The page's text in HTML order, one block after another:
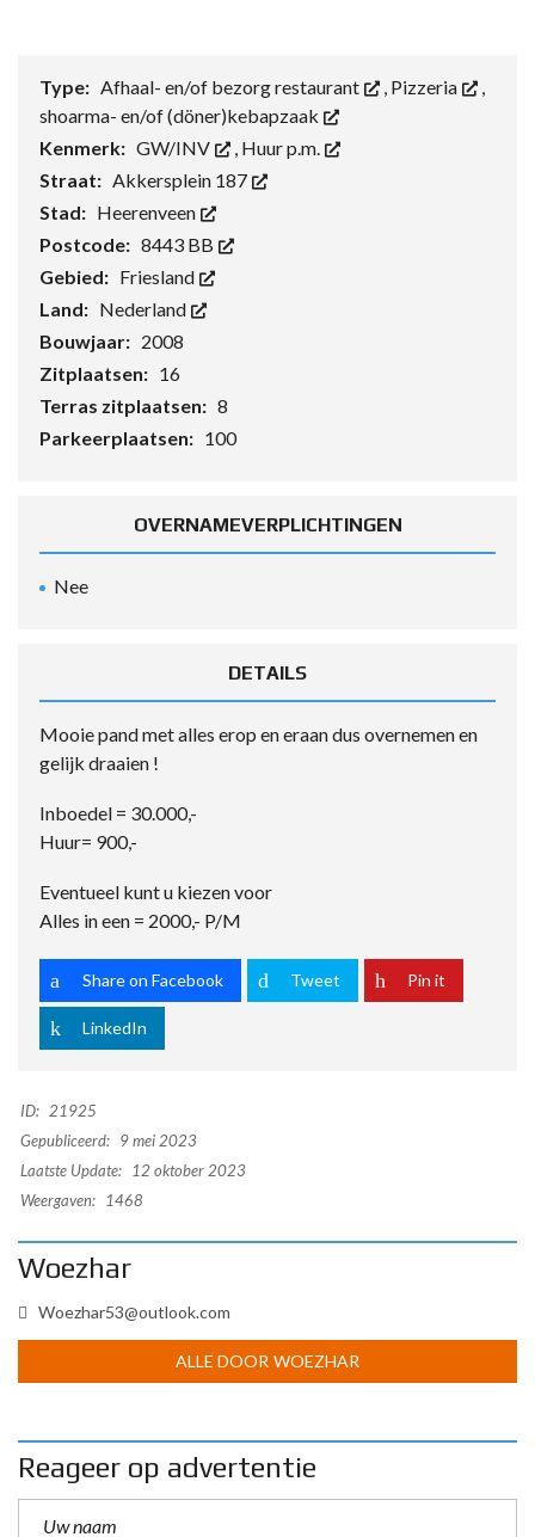
Type: Afhaal- en/of bezorg restaurant , Pizzeria
,
shoarma- en/of (döner)kebapzaak
Kenmerk: GW/INV , Huur p.m.
Straat: Akkersplein 187
Stad: Heerenveen
Postcode: 8443 BB
Gebied: Friesland
Land: Nederland
Bouwjaar: 2008
Zitplaatsen: 16
Terras zitplaatsen: 8
Parkeerplaatsen: 100
OVERNAMEVERPLICHTINGEN
Nee
DETAILS
Mooie pand met alles erop en eraan dus overnemen en
gelijk draaien !
Inboedel = 30.000,-
Huur= 900,-
Eventueel kunt u kiezen voor
Alles in een = 2000,- P/M
Share on Facebook Tweet Pin it
LinkedIn
ID: 21925
Gepubliceerd: 9 mei 2023
Laatste Update:
12 oktober 2023
Weergaven:
1468
Woezhar
Woezhar53@outlook.com
ALLE DOOR WOEZHAR
Reageer op advertentie